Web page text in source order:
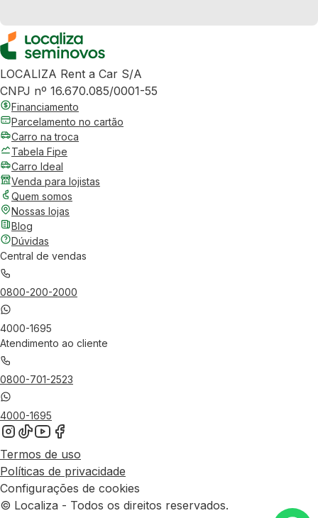
LOCALIZA Rent a Car S/A
CNPJ nº 16.670.085/0001-55
Financiamento
Parcelamento no cartão
Carro na troca
Tabela Fipe
Carro Ideal
Venda para lojistas
Quem somos
Nossas lojas
Blog
Dúvidas
Central de vendas
0800-200-2000
4000-1695
Atendimento ao cliente
0800-701-2523
4000-1695
Termos de uso
Políticas de privacidade
Configurações de cookies
© Localiza - Todos os direitos reservados.